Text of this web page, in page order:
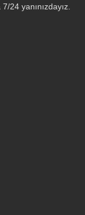
24 yanınızdayız.